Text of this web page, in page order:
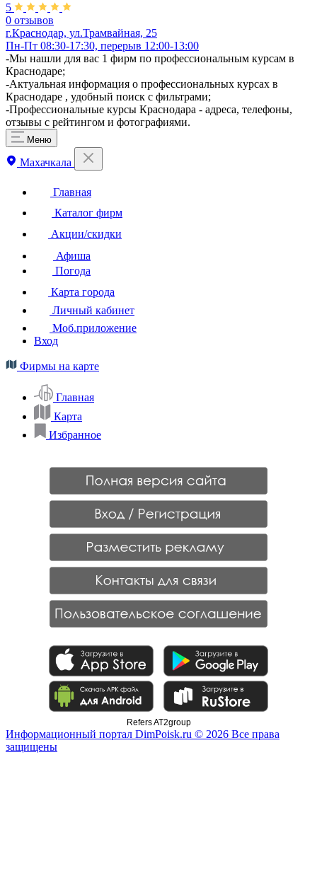
5
0 отзывов
г.Краснодар, ул.Трамвайная, 25
Пн-Пт 08:30-17:30, перерыв 12:00-13:00
-Мы нашли для вас 1 фирм по профессиональным курсам в
Краснодаре;
-Актуальная информация о профессиональных курсах в
Краснодаре , удобный поиск с фильтрами;
-Профессиональные курсы Краснодара - адреса, телефоны,
отзывы с рейтингом и фотографиями.
Меню
Махачкала
Главная
Каталог фирм
Акции/скидки
Афиша
Погода
Карта города
Личный кабинет
Моб.приложение
Вход
Фирмы на карте
Главная
Карта
Избранное
Refers AT2group
Информационный портал DimPoisk.ru © 2026 Все права
защищены